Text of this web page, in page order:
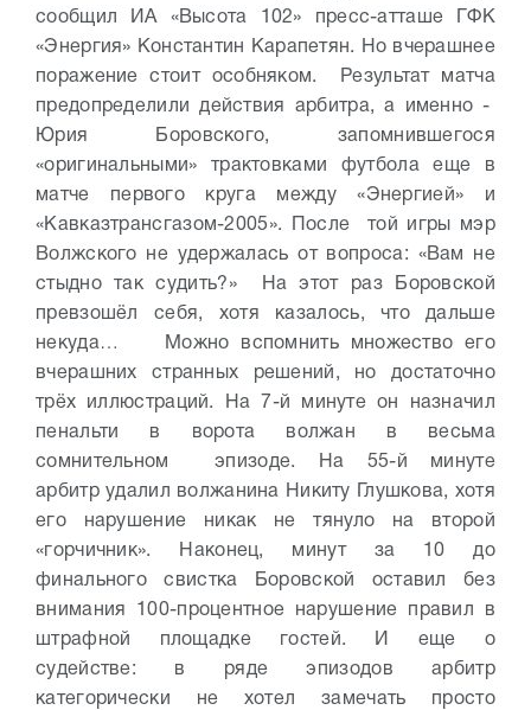
сообщил ИА «Высота 102» пресс-атташе ГФК
«Энергия» Константин Карапетян. Но вчерашнее
поражение стоит особняком. Результат матча
предопределили действия арбитра, а именно -
Юрия Боровского, запомнившегося
«оригинальными» трактовками футбола еще в
матче первого круга между «Энергией» и
«Кавказтрансгазом-2005». После той игры мэр
Волжского не удержалась от вопроса: «Вам не
стыдно так судить?» На этот раз Боровской
превзошёл себя, хотя казалось, что дальше
некуда…
Можно вспомнить множество его
вчерашних странных решений, но достаточно
трёх иллюстраций. На 7-й минуте он назначил
пенальти в ворота волжан в весьма
сомнительном эпизоде. На 55-й минуте
арбитр удалил волжанина Никиту Глушкова, хотя
его нарушение никак не тянуло на второй
«горчичник». Наконец, минут за 10 до
финального свистка Боровской оставил без
внимания 100-процентное нарушение правил в
штрафной площадке гостей. И еще о
судействе: в ряде эпизодов арбитр
категорически не хотел замечать просто